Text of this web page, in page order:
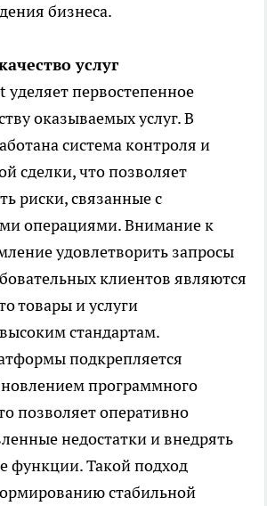
бизнеса.
услуг
первостепенное
оказываемых услуг. В
система контроля и
сделки, что позволяет
риски, связанные с
операциями. Внимание к
удовлетворить запросы
клиентов являются
товары и услуги
стандартам.
подкрепляется
программного
позволяет оперативно
недостатки и внедрять
функции. Такой подход
стабильной